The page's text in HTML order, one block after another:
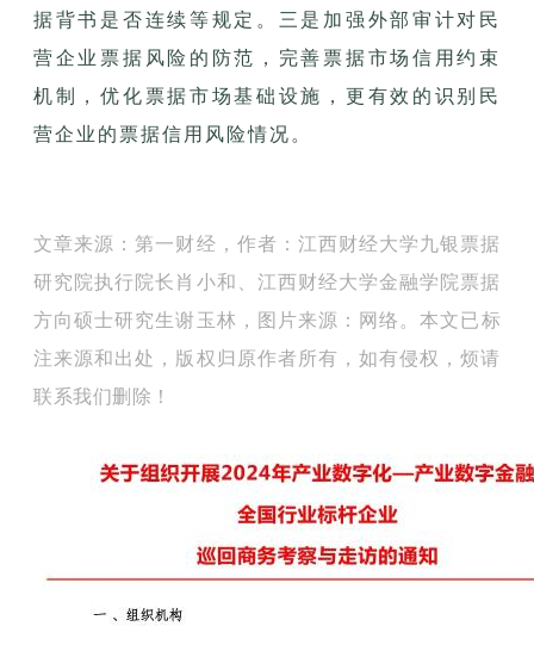
据背书是否连续等规定。三是加强外部审计对民
营企业票据风险的防范，完善票据市场信用约束
机制，优化票据市场基础设施，更有效的识别民
营企业的票据信用风险情况。
文章来源：第一财经，作者：江西财经大学九银票据
研究院执行院长肖小和、江西财经大学金融学院票据
方向硕士研究生谢玉林，图片来源：网络。本文已标
注来源和出处，版权归原作者所有，如有侵权，烦请
联系我们删除！